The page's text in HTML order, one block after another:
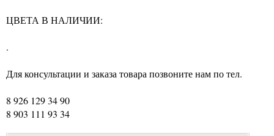
ЦВЕТА В НАЛИЧИИ:
.
Для консультации и заказа товара позвоните нам по тел.
8 926 129 34 90
8 903 111 93 34